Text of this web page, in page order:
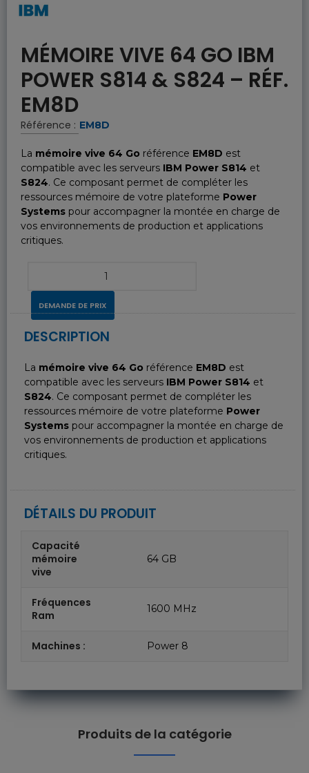
MÉMOIRE VIVE 64 GO IBM
POWER S814 & S824 – RÉF.
EM8D
Référence : EM8D
La mémoire vive 64 Go référence EM8D est
compatible avec les serveurs IBM Power S814 et
S824. Ce composant permet de compléter les
ressources mémoire de votre plateforme Power
Systems pour accompagner la montée en charge de
vos environnements de production et applications
critiques.
DEMANDE DE PRIX
DESCRIPTION
La mémoire vive 64 Go référence EM8D est
compatible avec les serveurs IBM Power S814 et
S824. Ce composant permet de compléter les
ressources mémoire de votre plateforme Power
Systems pour accompagner la montée en charge de
vos environnements de production et applications
critiques.
DÉTAILS DU PRODUIT
Capacité
mémoire
vive
64 GB
Fréquences
Ram
1600 MHz
Machines : Power 8
Produits de la catégorie